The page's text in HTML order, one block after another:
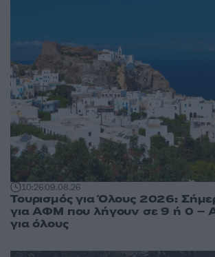
10:2609.08.26
Τουρισμός για Όλους 2026:
για ΑΦΜ που λήγουν σε 9 ή 0 –
για όλους